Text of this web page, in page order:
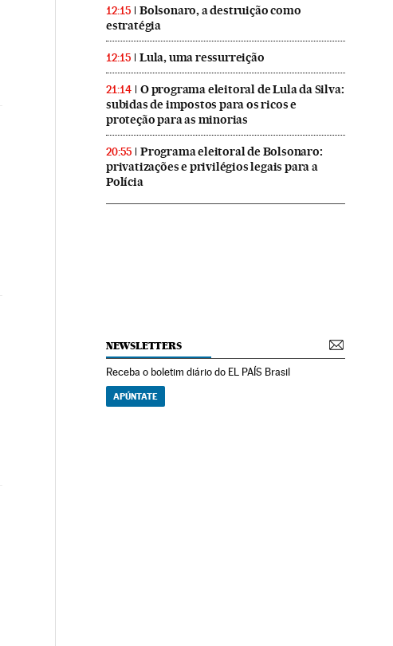
12:15
Bolsonaro, a destruição como
estratégia
12:15 Lula, uma ressurreição
21:14
O programa eleitoral de Lula da Silva:
subidas de impostos para os ricos e
proteção para as minorias
20:55
Programa eleitoral de Bolsonaro:
privatizações e privilégios legais para a
Polícia
NEWSLETTERS
Receba o boletim diário do EL PAÍS Brasil
APÚNTATE